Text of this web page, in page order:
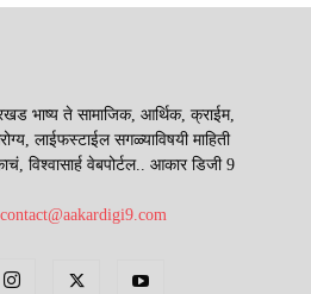
भाष्य ते सामाजिक, आर्थिक, क्राईम,
लाईफस्टाईल सगळ्याविषयी माहिती
विश्वासार्ह वेबपोर्टल.. आकार डिजी 9
contact@aakardigi9.com